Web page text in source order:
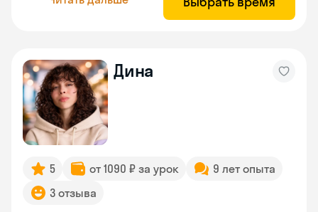
Дина
5 от 1090 ₽ за урок
9 лет опыта
3 отзыва